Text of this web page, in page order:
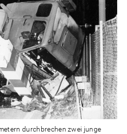
durchbrechen zwei junge